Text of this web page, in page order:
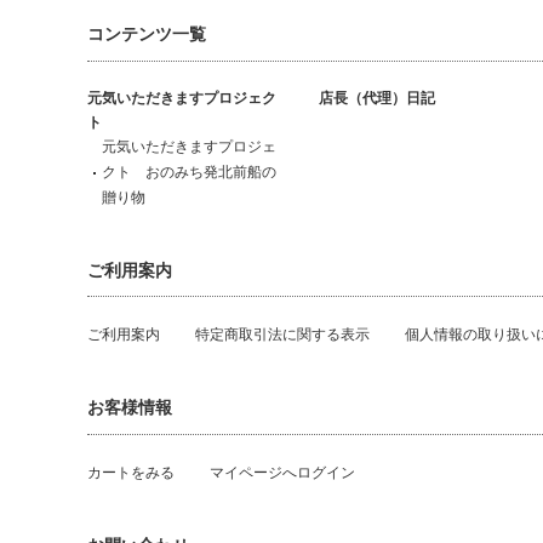
コンテンツ一覧
元気いただきますプロジェク
ト
元気いただきますプロジェ
クト おのみち発北前船の
贈り物
店長（代理）日記
ご利用案内
ご利用案内 特定商取引法に関する表示 個人情報の取り扱い
お客様情報
カートをみる マイページへログイン